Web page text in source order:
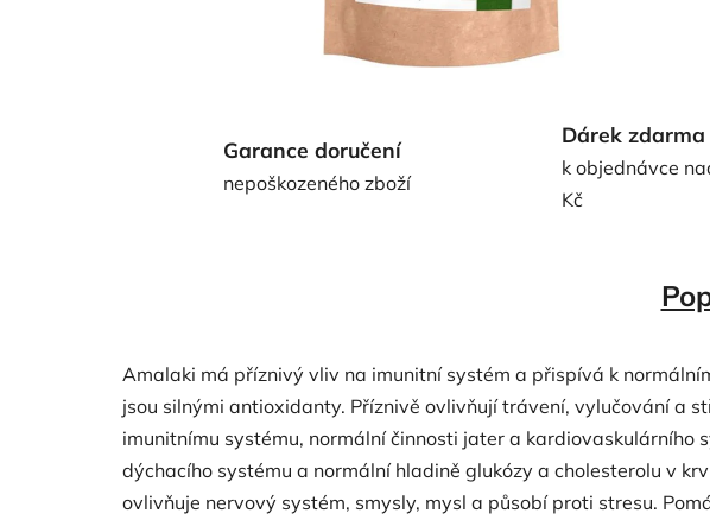
Garance doručení
nepoškozeného zboží
Dárek zdarma
k objednávce
Kč
Amalaki má příznivý vliv na imunitní systém a přispívá k
jsou silnými antioxidanty. Příznivě ovlivňují trávení, vylučování a
imunitnímu systému, normální činnosti jater a kardiovaskulárního
dýchacího systému a normální hladině glukózy a cholesterolu v
ovlivňuje nervový systém, smysly, mysl a působí proti stresu.